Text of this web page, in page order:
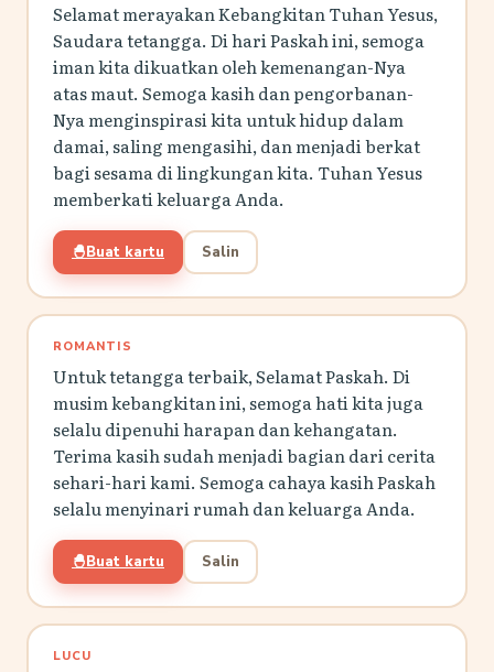
Selamat merayakan Kebangkitan Tuhan Yesus,
Saudara tetangga. Di hari Paskah ini, semoga
iman kita dikuatkan oleh kemenangan-Nya
atas maut. Semoga kasih dan pengorbanan-
Nya menginspirasi kita untuk hidup dalam
damai, saling mengasihi, dan menjadi berkat
bagi sesama di lingkungan kita. Tuhan Yesus
memberkati keluarga Anda.
🐣Buat kartu Salin
ROMANTIS
Untuk tetangga terbaik, Selamat Paskah. Di
musim kebangkitan ini, semoga hati kita juga
selalu dipenuhi harapan dan kehangatan.
Terima kasih sudah menjadi bagian dari cerita
sehari-hari kami. Semoga cahaya kasih Paskah
selalu menyinari rumah dan keluarga Anda.
🐣Buat kartu Salin
LUCU